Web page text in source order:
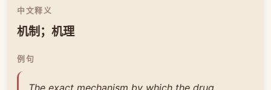
中文释义
机制；机理
例句
The exact mechanism by which the drug